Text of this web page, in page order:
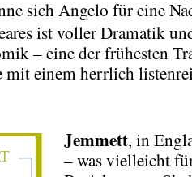
sich Angelo für eine
ist voller Dramatik
– eine der frühesten
mit einem herrlich
Jemmett, in
– was vielleicht